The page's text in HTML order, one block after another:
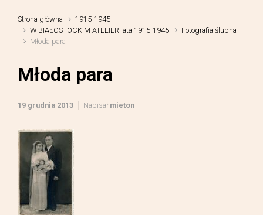
Strona główna
1915-1945
W BIAŁOSTOCKIM ATELIER lata 1915-1945
Fotografia ślubna
Młoda para
Młoda para
19 grudnia 2013 Napisał mieton